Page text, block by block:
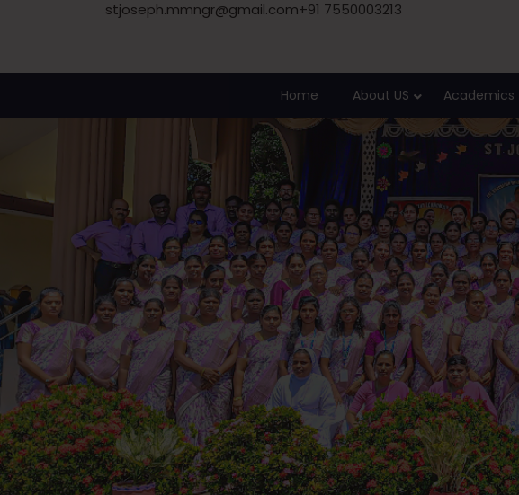
stjoseph.mmngr@gmail.com+91 7550003213
Home About US Academics